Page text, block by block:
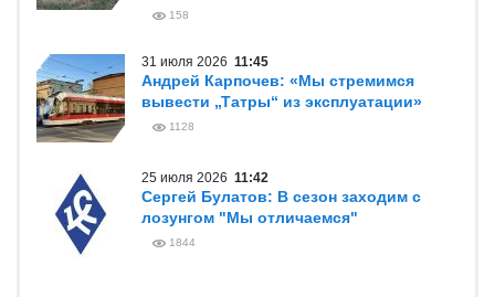
158
31 июля 2026 11:45
Андрей Карпочев: «Мы стремимся
вывести „Татры“ из эксплуатации»
1128
25 июля 2026 11:42
Сергей Булатов: В сезон заходим с
лозунгом "Мы отличаемся"
1844